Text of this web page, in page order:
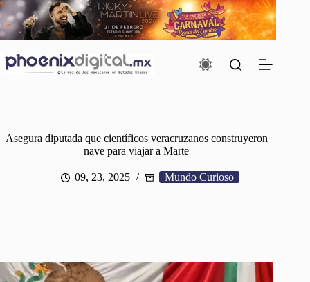
Saltar
al
contenido
Asegura diputada que científicos veracruzanos construyeron
nave para viajar a Marte
09, 23, 2025 Mundo Curioso